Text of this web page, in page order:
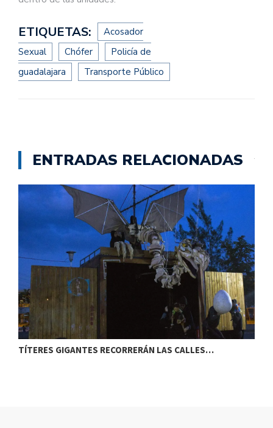
ETIQUETAS:
Acosador
Sexual
Chófer
Policía de
guadalajara
Transporte Público
ENTRADAS RELACIONADAS
TÍTERES GIGANTES RECORRERÁN LAS CALLES…